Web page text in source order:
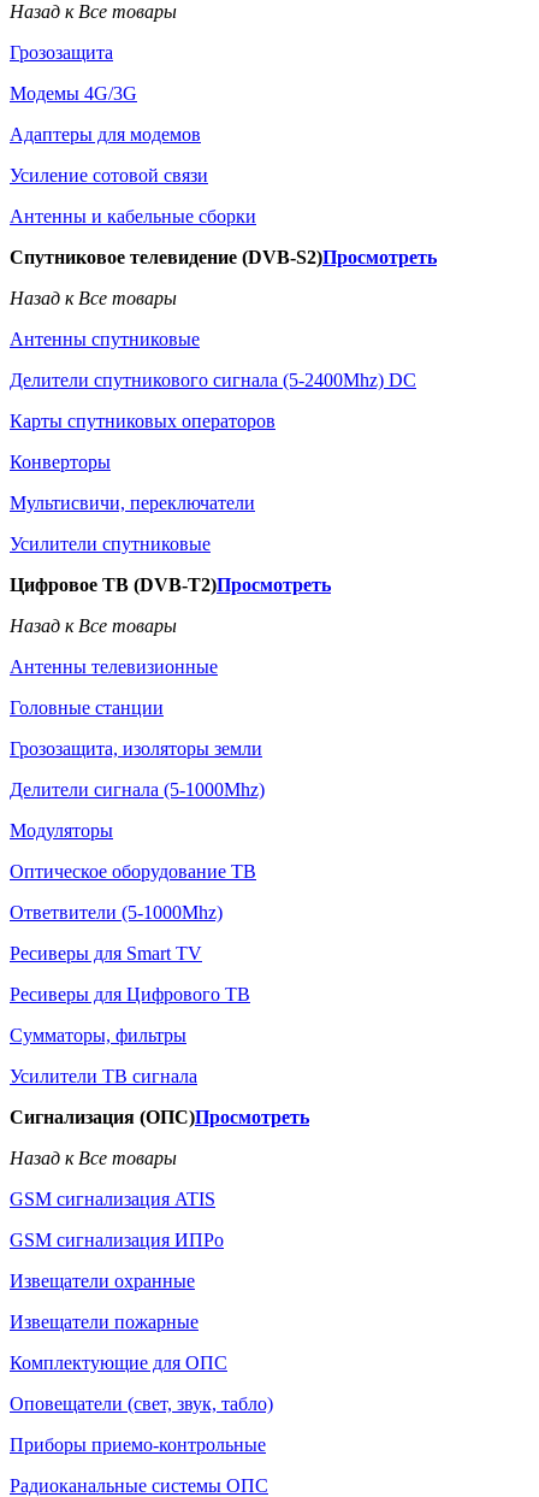
Назад к Все товары
Грозозащита
Модемы 4G/3G
Адаптеры для модемов
Усиление сотовой связи
Антенны и кабельные сборки
Спутниковое телевидение (DVB-S2)Просмотреть
Назад к Все товары
Антенны спутниковые
Делители спутникового сигнала (5-2400Mhz) DC
Карты спутниковых операторов
Конверторы
Мультисвичи, переключатели
Усилители спутниковые
Цифровое ТВ (DVB-T2)Просмотреть
Назад к Все товары
Антенны телевизионные
Головные станции
Грозозащита, изоляторы земли
Делители сигнала (5-1000Mhz)
Модуляторы
Оптическое оборудование ТВ
Ответвители (5-1000Mhz)
Ресиверы для Smart TV
Ресиверы для Цифрового ТВ
Сумматоры, фильтры
Усилители ТВ сигнала
Сигнализация (ОПС)Просмотреть
Назад к Все товары
GSM сигнализация ATIS
GSM сигнализация ИПРо
Извещатели охранные
Извещатели пожарные
Комплектующие для ОПС
Оповещатели (свет, звук, табло)
Приборы приемо-контрольные
Радиоканальные системы ОПС